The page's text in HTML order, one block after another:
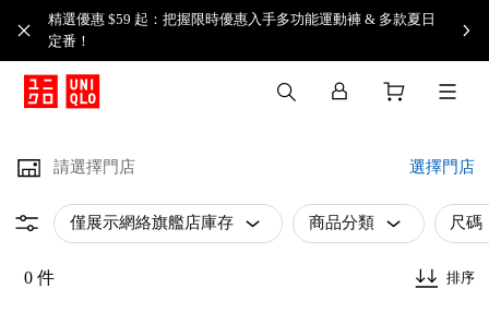
精選優惠 $59 起：把握限時優惠入手多功能運動褲 & 多款夏日
定番！​
請選擇門店 選擇門店
僅展示網絡旗艦店庫存 商品分類 尺碼
0 件 排序